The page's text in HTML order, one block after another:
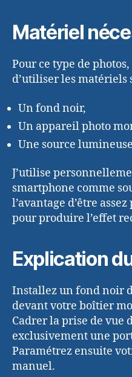
Matériel
Pour ce type de
d’utiliser les matériels
Un fond noir,
Un appareil photo
Une source
J’utilise
smartphone comme
l’avantage d’être
pour produire l’effet
Explication
Installez un fond noir
devant votre boîtier
Cadrer la prise de vue
exclusivement une
Paramétrez ensuite
manuel.